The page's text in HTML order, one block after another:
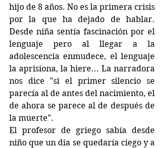
hijo de 8 años. No es la primera crisis
por la que ha dejado de hablar.
Desde niña sentía fascinación por el
lenguaje pero al llegar a la
adolescencia enmudece, el lenguaje
la aprisiona, la hiere... La narradora
nos dice "si el primer silencio se
parecía al de antes del nacimiento, el
de ahora se parece al de después de
la muerte".
El profesor de griego sabía desde
niño que un día se quedaría ciego y a